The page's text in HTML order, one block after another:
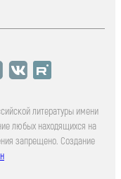
литературы имени
любых находящихся на
запрещено. Создание